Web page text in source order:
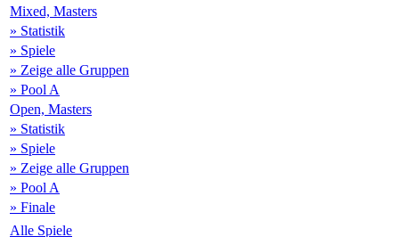
Mixed, Masters
» Statistik
» Spiele
» Zeige alle Gruppen
» Pool A
Open, Masters
» Statistik
» Spiele
» Zeige alle Gruppen
» Pool A
» Finale
Alle Spiele